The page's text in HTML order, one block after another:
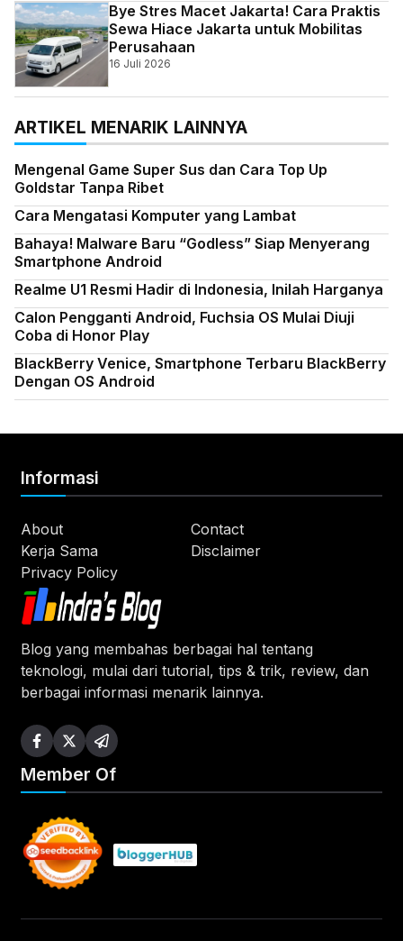
Bye Stres Macet Jakarta! Cara Praktis
Sewa Hiace Jakarta untuk Mobilitas
Perusahaan
16 Juli 2026
ARTIKEL MENARIK LAINNYA
Mengenal Game Super Sus dan Cara Top Up
Goldstar Tanpa Ribet
Cara Mengatasi Komputer yang Lambat
Bahaya! Malware Baru “Godless” Siap Menyerang
Smartphone Android
Realme U1 Resmi Hadir di Indonesia, Inilah Harganya
Calon Pengganti Android, Fuchsia OS Mulai Diuji
Coba di Honor Play
BlackBerry Venice, Smartphone Terbaru BlackBerry
Dengan OS Android
Blog yang membahas berbagai hal tentang
teknologi, mulai dari tutorial, tips & trik, review, dan
berbagai informasi menarik lainnya.
Informasi
About
Contact
Kerja Sama
Disclaimer
Privacy Policy
Member Of